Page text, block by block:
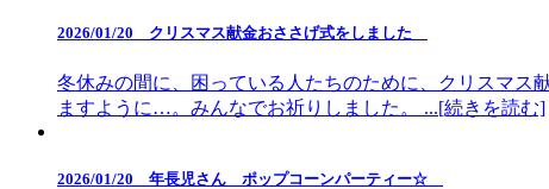
2026/01/20 クリスマス献金おささげ式をしました
冬休みの間に、困っている人たちのために、クリスマス
ますように…。みんなでお祈りしました。 ...[続きを読む]
2026/01/20 年長児さん ポップコーンパーティー☆